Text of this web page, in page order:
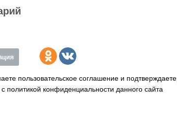
пользовательское соглашение и подтверждаете,
политикой конфиденциальности данного сайта